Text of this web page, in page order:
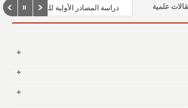
علمية
دراسة المصادر الأولية للمؤرخين العرب في العصور